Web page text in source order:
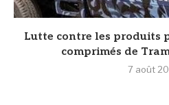
Lutte contre les produits
comprimés de
7 août